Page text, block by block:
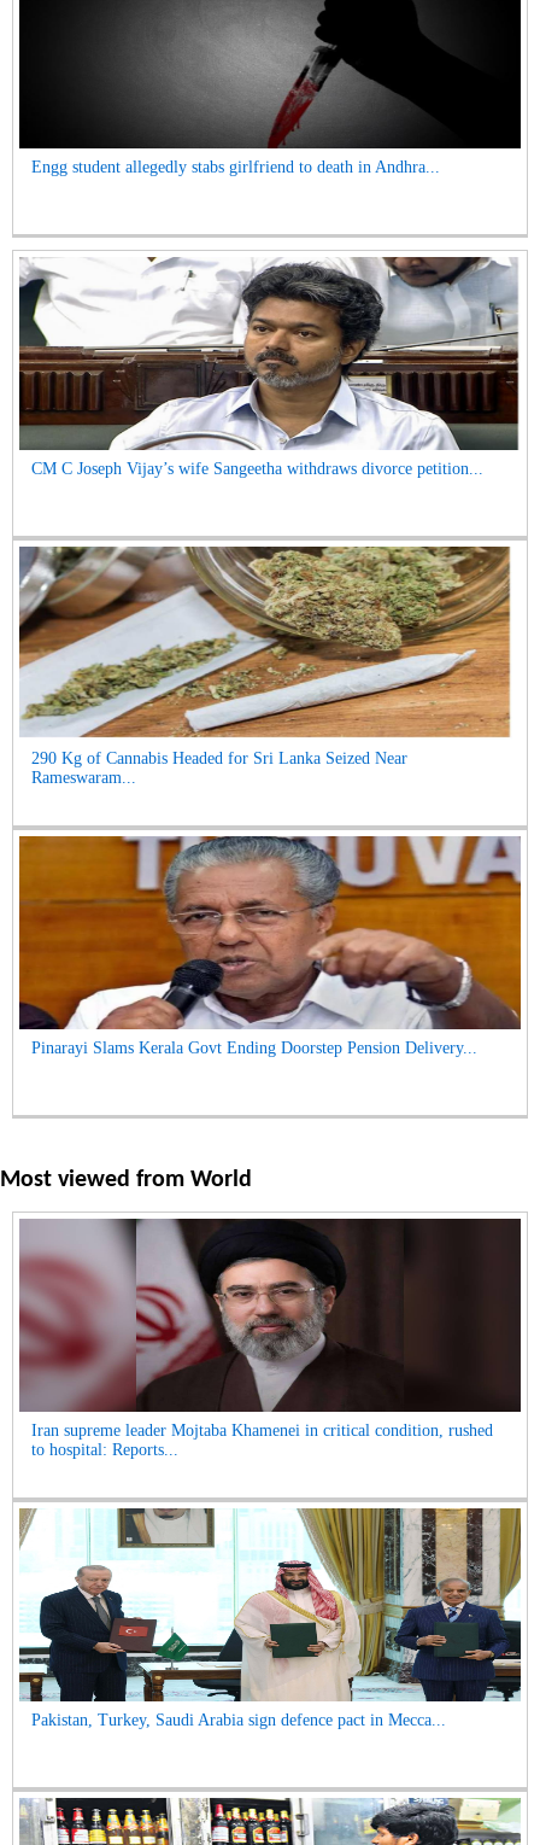
Engg student allegedly stabs girlfriend to death in Andhra...
CM C Joseph Vijay’s wife Sangeetha withdraws divorce petition...
290 Kg of Cannabis Headed for Sri Lanka Seized Near
Rameswaram...
Pinarayi Slams Kerala Govt Ending Doorstep Pension Delivery...
Most viewed from World
Iran supreme leader Mojtaba Khamenei in critical condition, rushed
to hospital: Reports...
Pakistan, Turkey, Saudi Arabia sign defence pact in Mecca...